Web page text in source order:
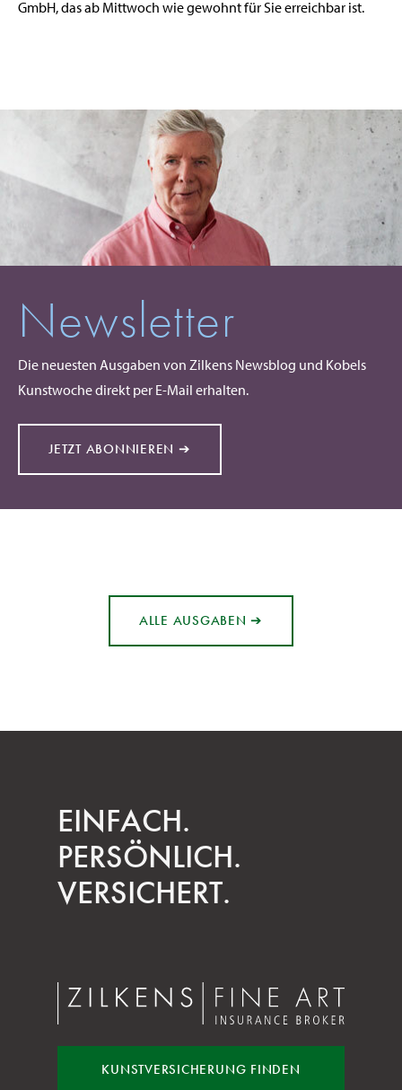
GmbH, das ab Mittwoch wie gewohnt für Sie erreichbar ist.
Newsletter
Die neuesten Ausgaben von Zilkens Newsblog und Kobels
Kunstwoche direkt per E-Mail erhalten.
JETZT ABONNIEREN ➔
ALLE AUSGABEN ➔
EINFACH.
PERSÖNLICH.
VERSICHERT.
KUNSTVERSICHERUNG FINDEN